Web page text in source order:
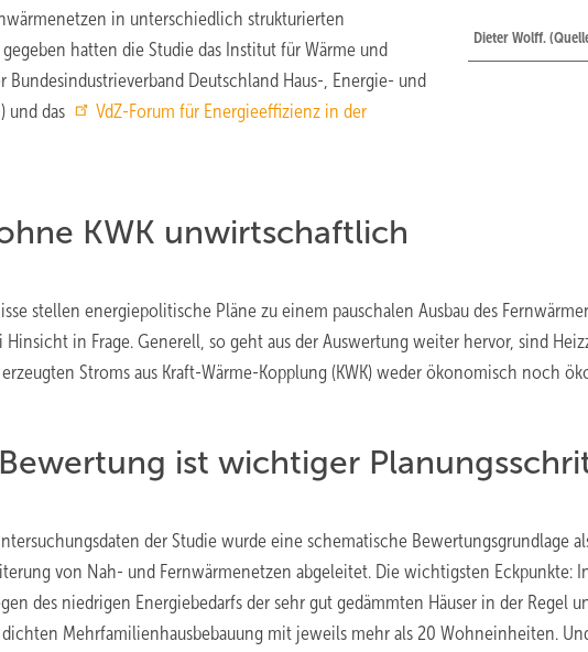
Dieter Wolff.
in unterschiedlich strukturierten
hatten die Studie das Institut für Wärme und
Bundesindustrieverband Deutschland Haus-, Energie- und
) und das
VdZ-Forum für Energieeffizienz in der
KWK unwirtschaftlich
stellen energiepolitische Pläne zu einem pauschalen Ausbau des
Hinsicht in Frage. Generell, so geht aus der Auswertung weiter hervor, sind
Stroms aus Kraft-Wärme-Kopplung (KWK) weder ökonomisch noch
ist wichtiger
der Studie wurde eine schematische Bewertungsgrundlage
von Nah- und Fernwärmenetzen abgeleitet. Die wichtigsten Eckpunkte:
des niedrigen Energiebedarfs der sehr gut gedämmten Häuser in der Regel
Mehrfamilienhausbebauung mit jeweils mehr als 20 Wohneinheiten.